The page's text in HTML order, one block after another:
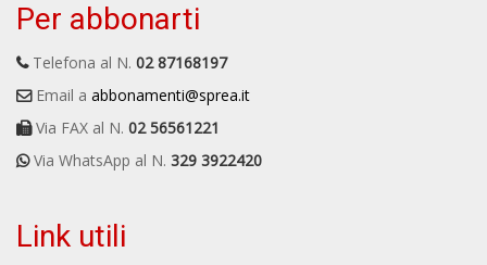
Per abbonarti
Telefona al N. 02 87168197
Email a abbonamenti@sprea.it
Via FAX al N. 02 56561221
Via WhatsApp al N. 329 3922420
Link utili